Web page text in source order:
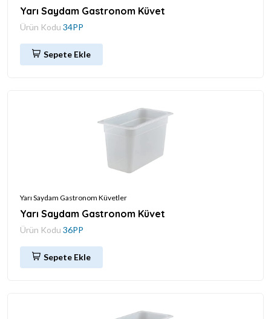
Yarı Saydam Gastronom Küvet
Ürün Kodu 34PP
Sepete Ekle
Yarı Saydam Gastronom Küvetler
Yarı Saydam Gastronom Küvet
Ürün Kodu 36PP
Sepete Ekle